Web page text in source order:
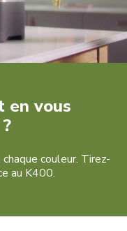
en vous
couleur. Tirez-
au K400.